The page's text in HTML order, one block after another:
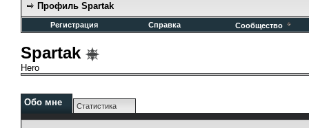
Профиль Spartak
Регистрация Справка Сообщество
Spartak
Hero
Обо мне Статистика